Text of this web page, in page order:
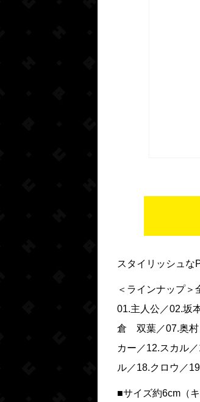
スタイリッシュな
＜ラインナップ＞
01.主人公／02.
倉 双葉／07.奥村
カー／12.スカル
ル／18.クロウ／
■サイズ約6cm（